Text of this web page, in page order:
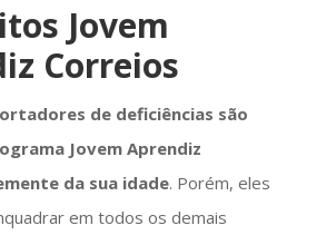
Jovem
Correios
de deficiências são
Jovem Aprendiz
da sua idade. Porém, eles
em todos os demais